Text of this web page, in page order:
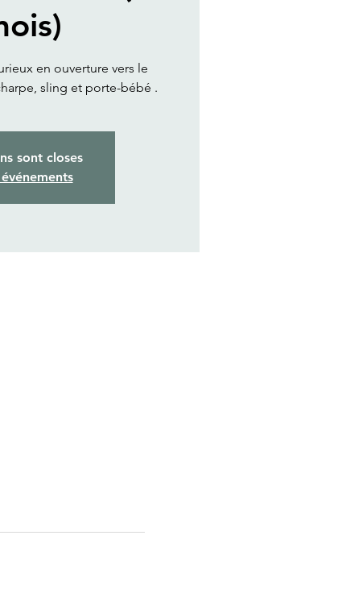
en ouverture vers le
sling et porte-bébé .
sont closes